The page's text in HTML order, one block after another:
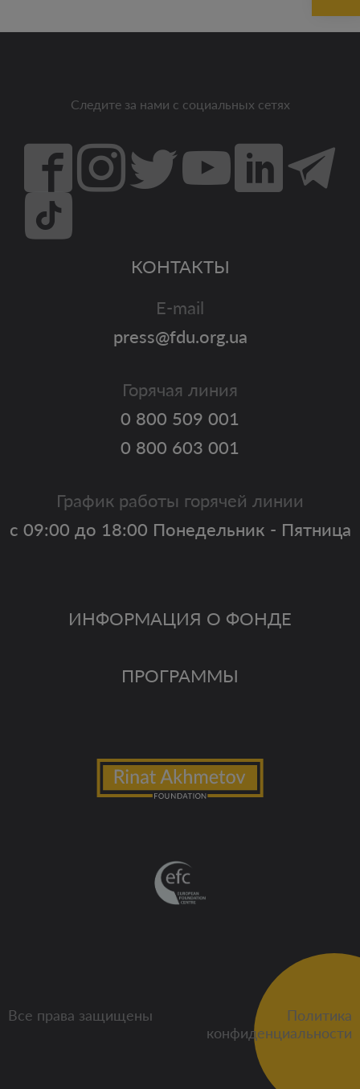
Следите за нами с социальных сетях
ИНФОРМАЦИЯ О ФОНДЕ
ПРОГРАММЫ
КОНТАКТЫ
E-mail
press@fdu.org.ua
Горячая линия
0 800 509 001
0 800 603 001
График работы горячей линии
с 09:00 до 18:00 Понедельник - Пятница
Все права защищены
Политика
конфиденциальности